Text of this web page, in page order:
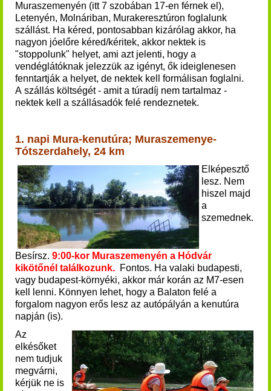
Muraszemenyén (itt 7 szobában 17-en férnek el),
Letenyén, Molnáriban, Murakeresztúron foglalunk
szállást. Ha kéred, pontosabban kizárólag akkor, ha
nagyon jóelőre kéred/kéritek, akkor nektek is
"stoppolunk" helyet, ami azt jelenti, hogy a
vendéglátóknak jelezzük az igényt, ők ideiglenesen
fenntartják a helyet, de nektek kell formálisan foglalni.
A szállás költségét - amit a túradíj nem tartalmaz -
nektek kell a szállásadók felé rendeznetek.
1. napi Mura-kenutúra; Muraszemenye-
Tótszerdahely, 24 km
Elképesztő
lesz. Nem
hiszel majd
a
szemednek.
Besírsz. 9:00-kor Muraszemenyén a Hódvár
kikötőnél találkozunk. Fontos. Ha valaki budapesti,
vagy budapest-környéki, akkor már korán az M7-esen
kell lenni. Könnyen lehet, hogy a Balaton felé a
forgalom nagyon erős lesz az autópályán a kenutúra
napján (is).
Az
elkésőket
nem tudjuk
megvárni,
kérjük ne is